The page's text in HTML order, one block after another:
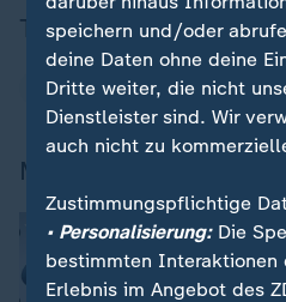
Thema
Wintersport
Mehr Ski Alpin
Furioses Alpin-
Vonn mit
Podest
speichern und/oder
deine Daten ohne deine
Dritte weiter, die nicht
Dienstleister sind. Wir
auch nicht zu
Zustimmungspflichtige
• Personalisierung:Die
bestimmten Interaktionen
Erlebnis im Angebot des